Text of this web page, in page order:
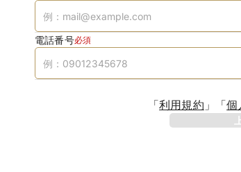
電話番号必須
「利用規約 」 「個